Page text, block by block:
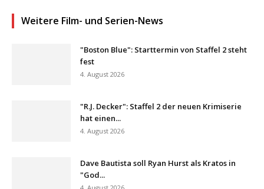
Weitere Film- und Serien-News
"Boston Blue": Starttermin von Staffel 2 steht
fest
4. August 2026
"R.J. Decker": Staffel 2 der neuen Krimiserie
hat einen...
4. August 2026
Dave Bautista soll Ryan Hurst als Kratos in
"God...